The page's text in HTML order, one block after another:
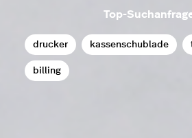
Top-
drucker kassenschublade
billing